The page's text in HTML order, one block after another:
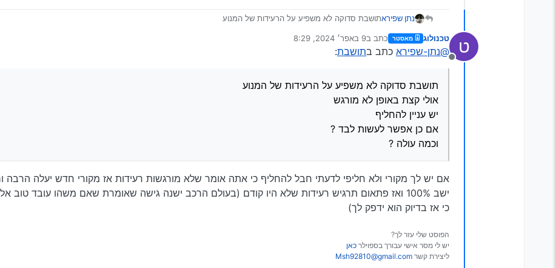
נתן שפיראתושבת סדוקה לא משפיע על הרעידות של המנוע
יש עניין להחליף
אם כן אפשר לעשות לבד ?
ט
מנותק
טכנולוג מאסטר כתב ב9 באפר׳ 2024, 8:29
נערך לאחרונה על ידי
@נתן-שפירא כתב בתושבת:
תושבת סדוקה לא משפיע על הרעידות של המנוע
אולי קצת באופן לא מורגש
יש עניין להחליף
אם כן אפשר לעשות לבד ?
וכמה עולה ?
אם יש לך מקורי ולא חליפי לדעתי חבל להחליף כי אתה אומר שלא מורגשות רעידות אז מקורי חדש יעלה הרבה
ישב 100% ואז פתאום תרגיש רעידות שלא היו קודם (בעולם הרכב ישנה גישה שאומרת שאם משהו עובד טוב
כי אז בדיוק הוא ידפק לך)
הפוסט שלי עזר לך?
יש לי מסר אישי עבורך בספוילר כאן
ליצירת קשר Msh92810@gmail.com